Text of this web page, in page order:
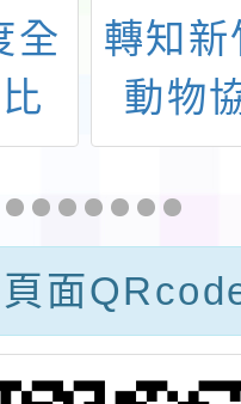
全
期
轉知
動物
「113
護動
生命
畫」
頁面